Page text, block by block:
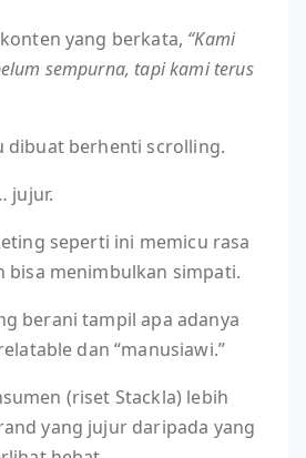
yang berkata, “Kami
sempurna, tapi kami terus
dibuat berhenti scrolling.
jujur.
seperti ini memicu rasa
bisa menimbulkan simpati.
berani tampil apa adanya
dan “manusiawi.”
(riset Stackla) lebih
yang jujur daripada yang